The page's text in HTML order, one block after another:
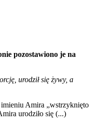
pozostawiono je na
urodził się żywy, a
imieniu Amira „wstrzyknięto
urodziło się (...)